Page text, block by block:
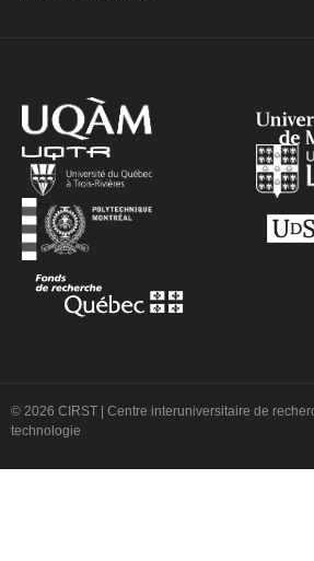
© 2026 CIRST | Centre interuniversitaire de
technologie